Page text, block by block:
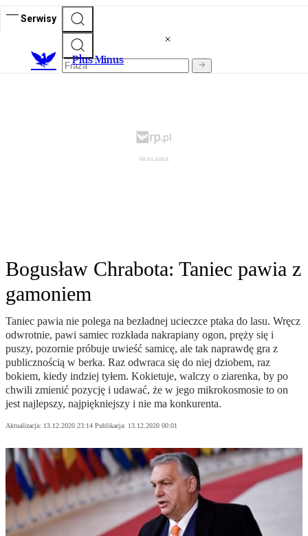
Serwisy
Plus Minus
Bogusław Chrabota: Taniec pawia z
gamoniem
Taniec pawia nie polega na bezładnej ucieczce ptaka do lasu. Wręcz
odwrotnie, pawi samiec rozkłada nakrapiany ogon, pręży się i
puszy, pozornie próbuje uwieść samicę, ale tak naprawdę gra z
publicznością w berka. Raz odwraca się do niej dziobem, raz
bokiem, kiedy indziej tyłem. Kokietuje, walczy o ziarenka, by po
chwili zmienić pozycję i udawać, że w jego mikrokosmosie to on
jest najlepszy, najpiękniejszy i nie ma konkurenta.
Aktualizacja: 13.12.2020 23:14 Publikacja: 13.12.2020 00:01